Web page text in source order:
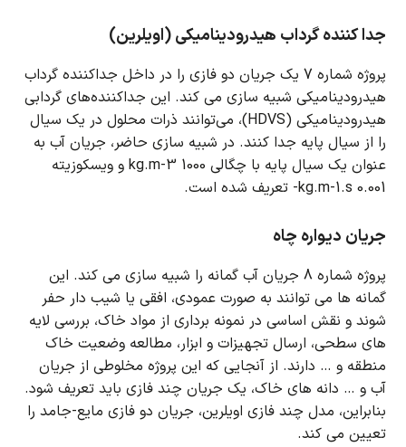
جدا کننده گرداب هیدرودینامیکی (اویلرین)
پروژه شماره 7 یک جریان دو فازی را در داخل جداکننده گرداب
هیدرودینامیکی شبیه سازی می کند. این جداکننده‌های گردابی
هیدرودینامیکی (HDVS)، می‌توانند ذرات محلول در یک سیال
را از سیال پایه جدا کنند. در شبیه سازی حاضر، جریان آب به
عنوان یک سیال پایه با چگالی 1000 kg.m-3 و ویسکوزیته
0.001 kg.m-1.s- تعریف شده است.
جریان دیواره چاه
پروژه شماره 8 جریان آب گمانه را شبیه سازی می کند.
این
گمانه ها می توانند به صورت عمودی، افقی یا شیب دار حفر
شوند و نقش اساسی در نمونه برداری از مواد خاک، بررسی لایه
های سطحی، ارسال تجهیزات و ابزار، مطالعه وضعیت خاک
منطقه و … دارند. از آنجایی که این پروژه مخلوطی از جریان
آب و … دانه های خاک، یک جریان چند فازی باید تعریف شود.
بنابراین، مدل چند فازی اویلرین، جریان دو فازی مایع-جامد را
تعیین می کند.